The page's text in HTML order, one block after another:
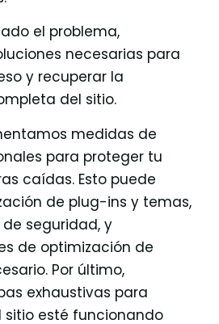
el problema,
necesarias para
y recuperar la
del sitio.
medidas de
para proteger tu
caídas. Esto puede
de plug-ins y temas,
seguridad, y
de optimización de
Por último,
exhaustivas para
esté funcionando